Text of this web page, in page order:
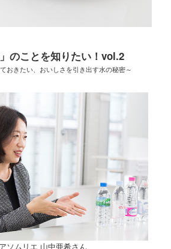
のことを知りたい！vol.2
おきたい、おいしさを引き出す水の秘密～
ソムリエ 山中亜希さん